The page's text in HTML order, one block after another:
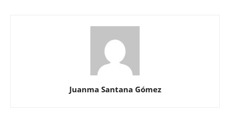
Juanma Santana Gómez